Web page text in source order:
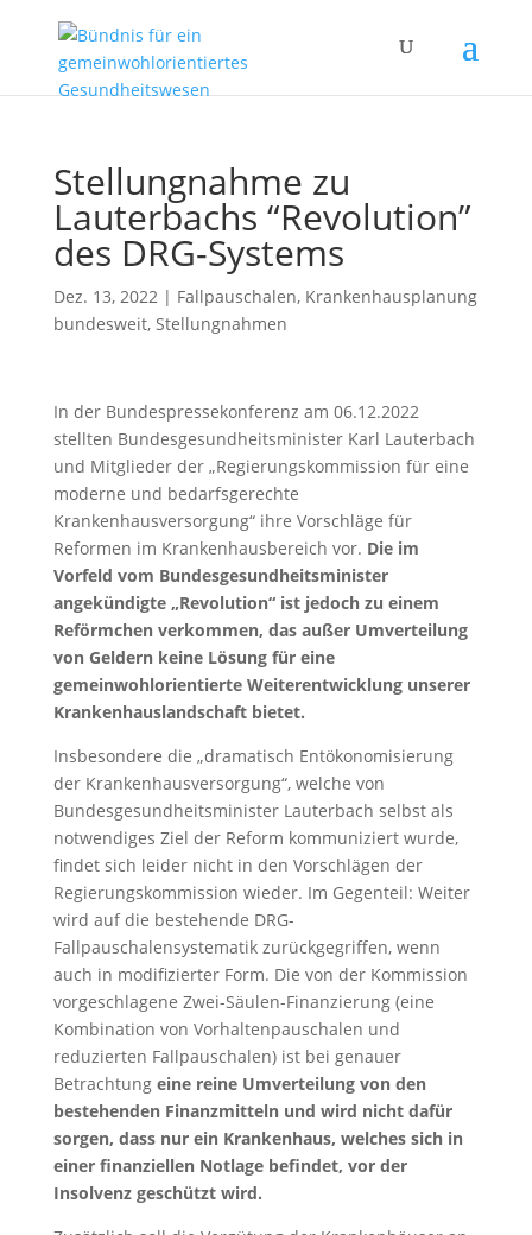
Stellungnahme zu
Lauterbachs “Revolution”
des DRG-Systems
Dez. 13, 2022| Fallpauschalen, Krankenhausplanung
bundesweit, Stellungnahmen
In der Bundespressekonferenz am 06.12.2022
stellten Bundesgesundheitsminister Karl Lauterbach
und Mitglieder der „Regierungskommission für eine
moderne und bedarfsgerechte
Krankenhausversorgung“ ihre Vorschläge für
Reformen im Krankenhausbereich vor. Die im
Vorfeld vom Bundesgesundheitsminister
angekündigte „Revolution“ ist jedoch zu einem
Reförmchen verkommen, das außer Umverteilung
von Geldern keine Lösung für eine
gemeinwohlorientierte Weiterentwicklung unserer
Krankenhauslandschaft bietet.
Insbesondere die „dramatisch Entökonomisierung
der Krankenhausversorgung“, welche von
Bundesgesundheitsminister Lauterbach selbst als
notwendiges Ziel der Reform kommuniziert wurde,
findet sich leider nicht in den Vorschlägen der
Regierungskommission wieder. Im Gegenteil: Weiter
wird auf die bestehende DRG-
Fallpauschalensystematik zurückgegriffen, wenn
auch in modifizierter Form. Die von der Kommission
vorgeschlagene Zwei-Säulen-Finanzierung (eine
Kombination von Vorhaltenpauschalen und
reduzierten Fallpauschalen) ist bei genauer
Betrachtung eine reine Umverteilung von den
bestehenden Finanzmitteln und wird nicht dafür
sorgen, dass nur ein Krankenhaus, welches sich in
einer finanziellen Notlage befindet, vor der
Insolvenz geschützt wird.